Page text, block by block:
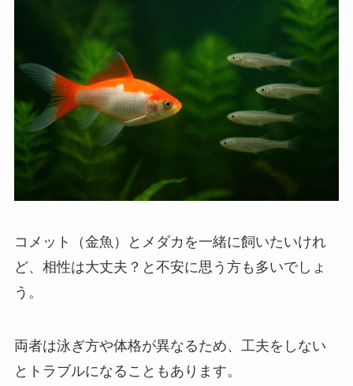
コメット（金魚）とメダカを一緒に飼いたいけれ
ど、相性は大丈夫？と不安に思う方も多いでしょ
う。
両者は泳ぎ方や体格が異なるため、工夫をしない
とトラブルになることもあります。